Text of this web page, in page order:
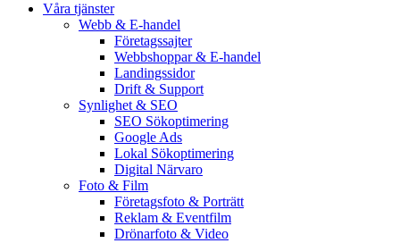
Våra tjänster
Webb & E-handel
Företagssajter
Webbshoppar & E-handel
Landingssidor
Drift & Support
Synlighet & SEO
SEO Sökoptimering
Google Ads
Lokal Sökoptimering
Digital Närvaro
Foto & Film
Företagsfoto & Porträtt
Reklam & Eventfilm
Drönarfoto & Video